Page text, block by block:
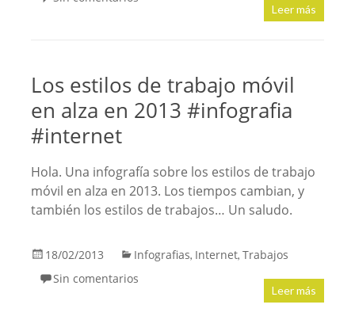
Leer más
Los estilos de trabajo móvil
en alza en 2013 #infografia
#internet
Hola. Una infografía sobre los estilos de trabajo
móvil en alza en 2013. Los tiempos cambian, y
también los estilos de trabajos… Un saludo.
18/02/2013 Infografias, Internet, Trabajos
Sin comentarios
Leer más